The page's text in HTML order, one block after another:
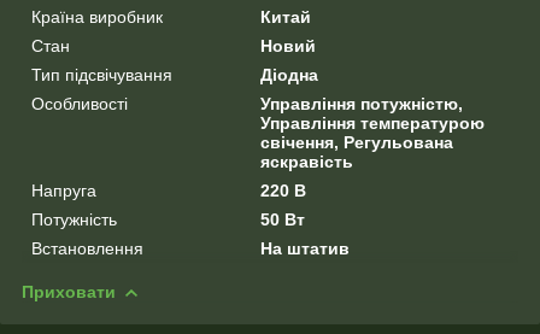
Країна виробник
Китай
Стан
Новий
Тип підсвічування
Діодна
Особливості
Управління потужністю,
Управління температурою
свічення, Регульована
яскравість
Напруга
220 В
Потужність
50 Вт
Встановлення
На штатив
Приховати